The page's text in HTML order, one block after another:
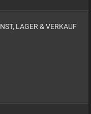
LAGER & VERKAUF